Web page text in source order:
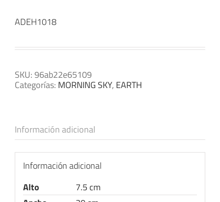
ADEH1018
SKU:96ab22e65109
Categorías: MORNING SKY, EARTH
Información adicional
Información adicional
Alto
7.5 cm